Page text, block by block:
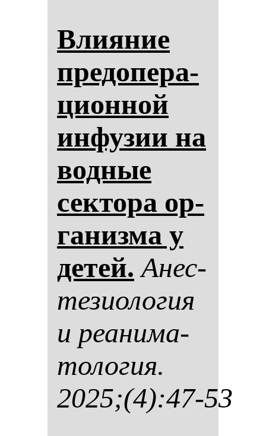
Вли­яние
пре­до­пе­ра­
ци­он­ной
ин­фу­зии на
вод­ные
сек­то­ра ор­
га­низ­ма у
де­тей. Анес­
те­зи­оло­гия
и ре­ани­ма­
то­ло­гия.
2025;(4):47-53